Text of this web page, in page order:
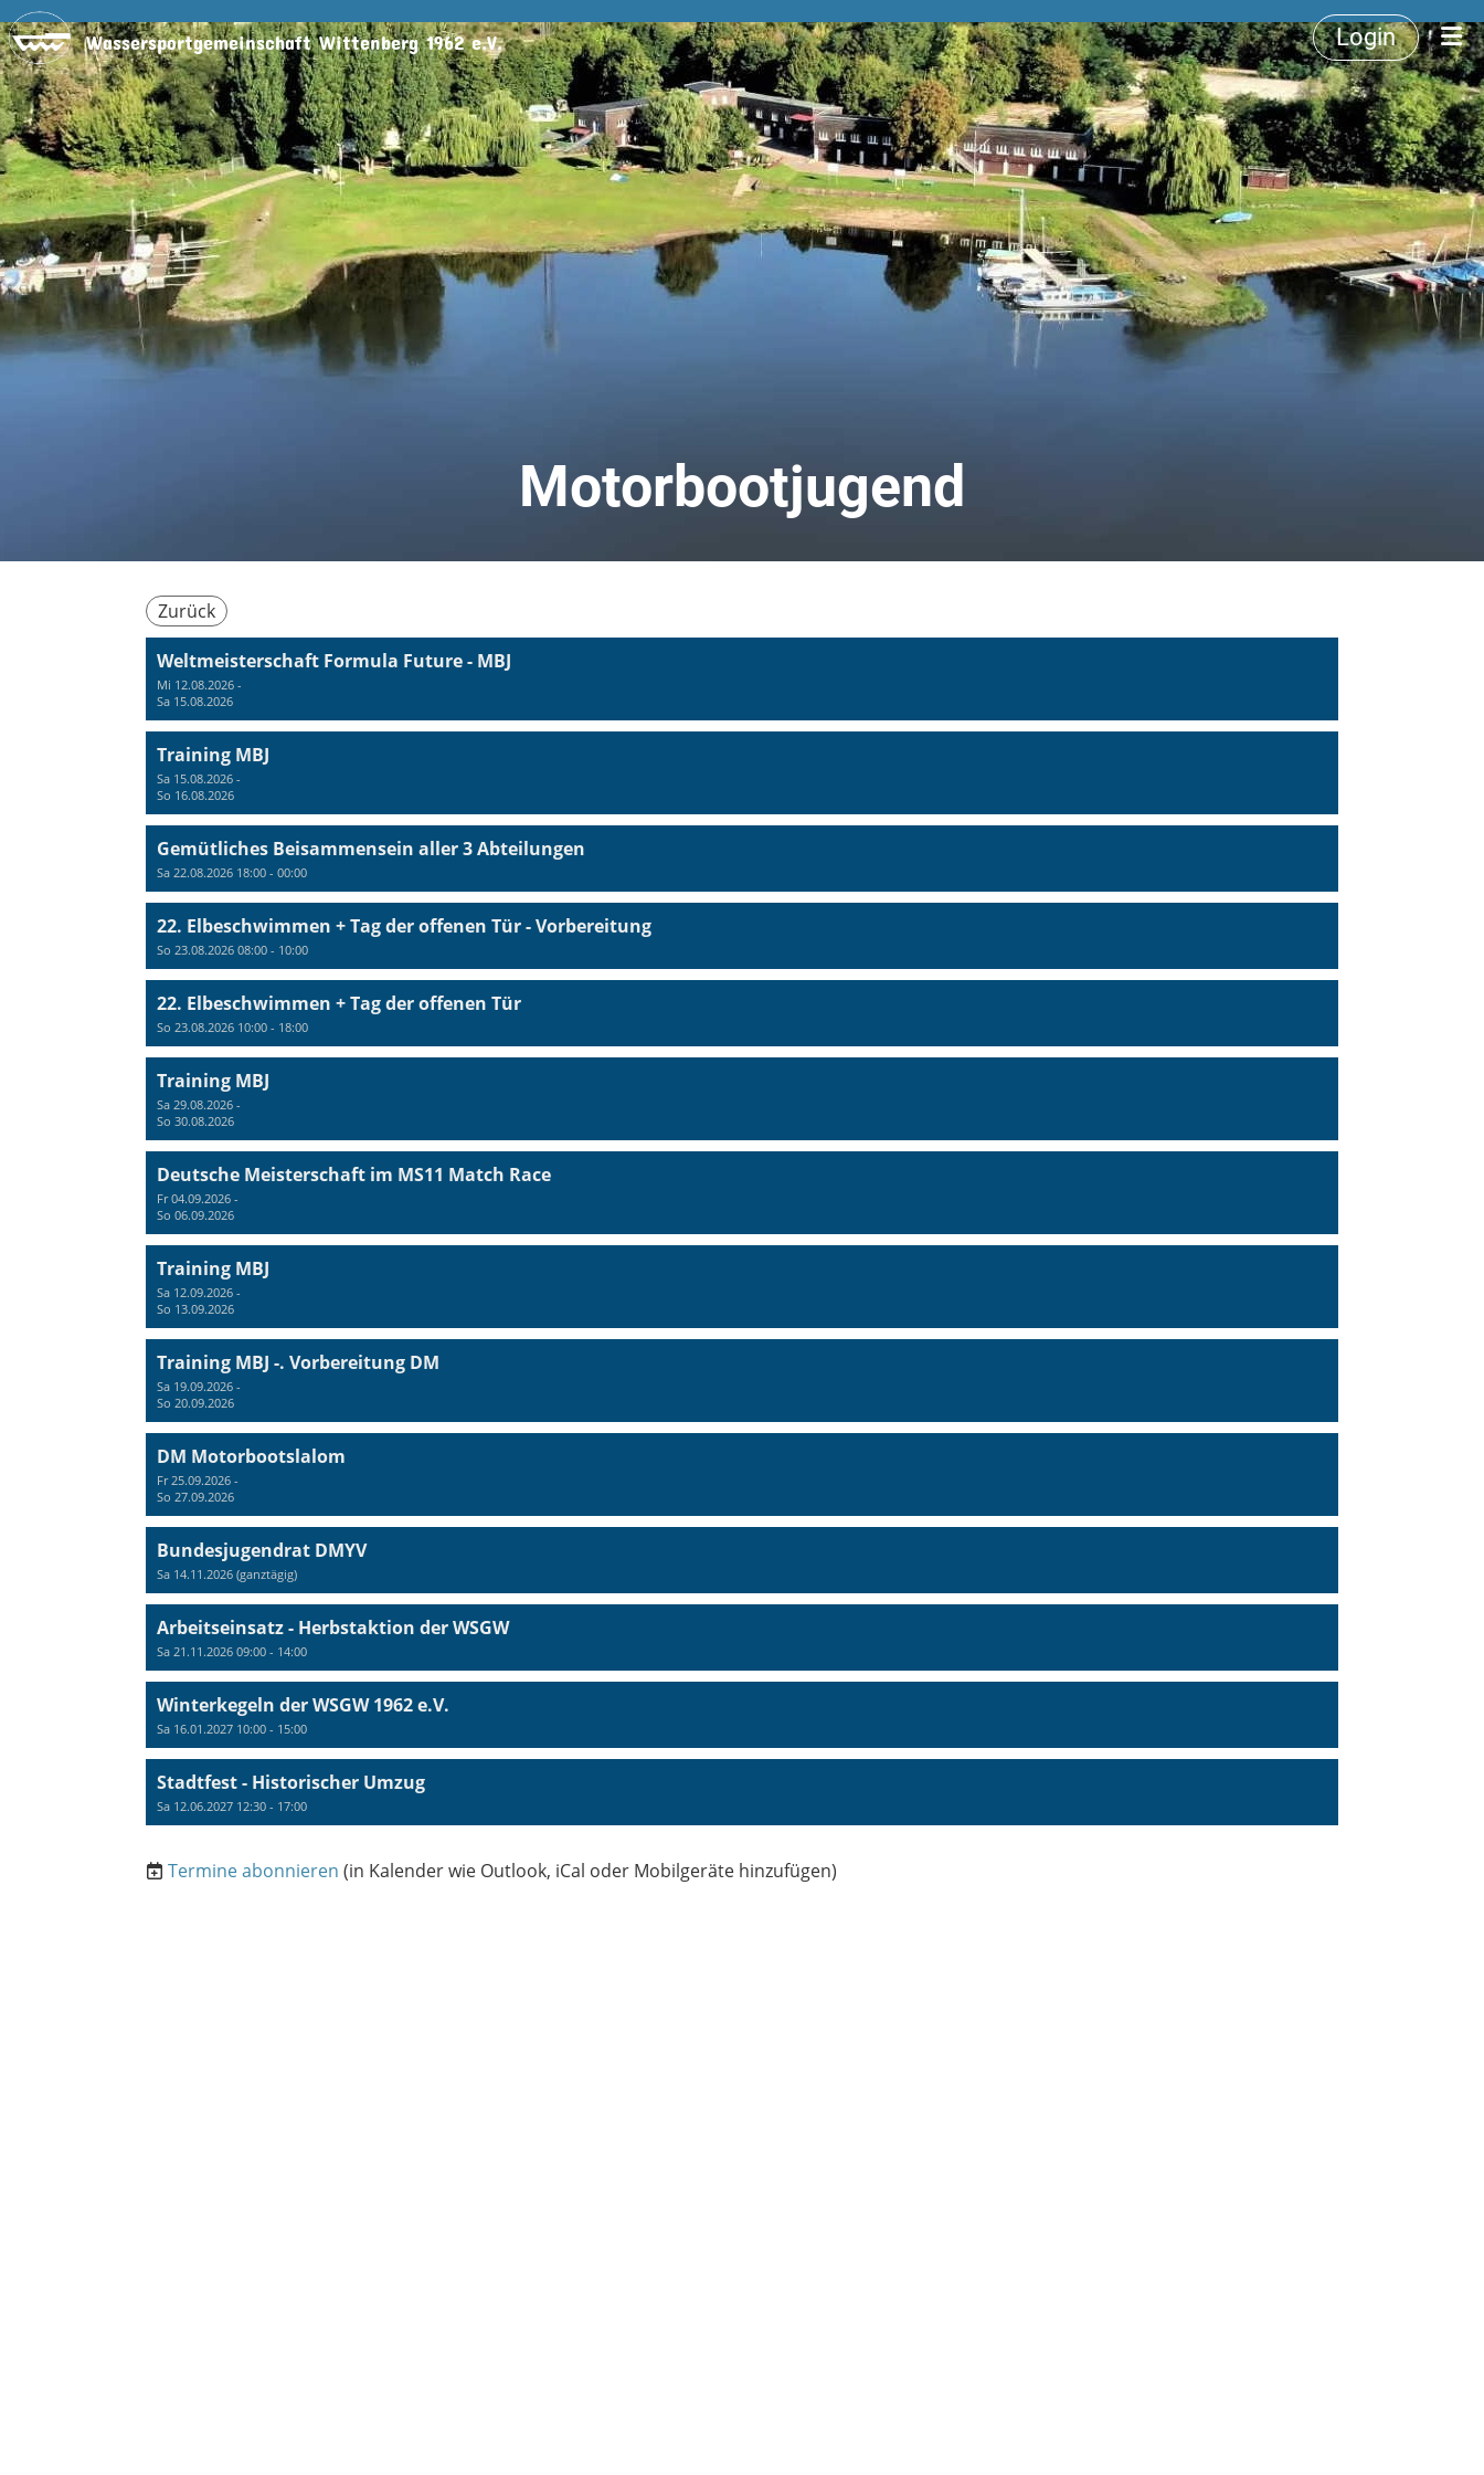
Wassersportgemeinschaft Wittenberg 1962 e.V. Login
Motorbootjugend
Zurück
Weltmeisterschaft Formula Future - MBJ
Mi 12.08.2026 -
Sa 15.08.2026
Training MBJ
Sa 15.08.2026 -
So 16.08.2026
Gemütliches Beisammensein aller 3 Abteilungen
Sa 22.08.2026 18:00 - 00:00
22. Elbeschwimmen + Tag der offenen Tür - Vorbereitung
So 23.08.2026 08:00 - 10:00
22. Elbeschwimmen + Tag der offenen Tür
So 23.08.2026 10:00 - 18:00
Training MBJ
Sa 29.08.2026 -
So 30.08.2026
Deutsche Meisterschaft im MS11 Match Race
Fr 04.09.2026 -
So 06.09.2026
Training MBJ
Sa 12.09.2026 -
So 13.09.2026
Training MBJ -. Vorbereitung DM
Sa 19.09.2026 -
So 20.09.2026
DM Motorbootslalom
Fr 25.09.2026 -
So 27.09.2026
Bundesjugendrat DMYV
Sa 14.11.2026 (ganztägig)
Arbeitseinsatz - Herbstaktion der WSGW
Sa 21.11.2026 09:00 - 14:00
Winterkegeln der WSGW 1962 e.V.
Sa 16.01.2027 10:00 - 15:00
Stadtfest - Historischer Umzug
Sa 12.06.2027 12:30 - 17:00
Termine abonnieren (in Kalender wie Outlook, iCal oder Mobilgeräte hinzufügen)